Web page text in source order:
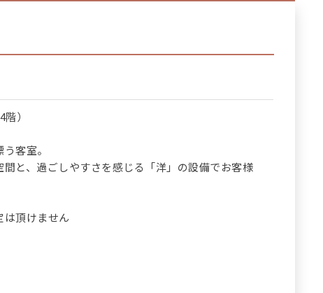
）
客室。
と、過ごしやすさを感じる「洋」の設備でお客様
頂けません